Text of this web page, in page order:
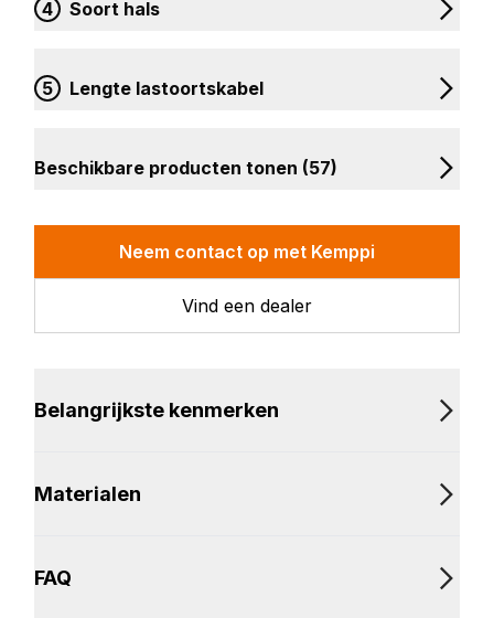
4 Soort hals
5 Lengte lastoortskabel
Beschikbare producten tonen (57)
Neem contact op met Kemppi
Vind een dealer
Belangrijkste kenmerken
Materialen
FAQ